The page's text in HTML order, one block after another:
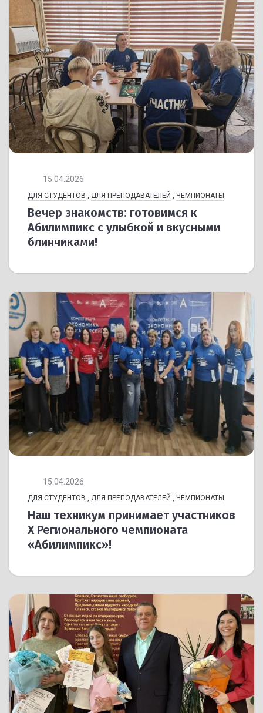
15.04.2026
ДЛЯ СТУДЕНТОВ , ДЛЯ ПРЕПОДАВАТЕЛЕЙ , ЧЕМПИОНАТЫ
Вечер знакомств: готовимся к
Абилимпикс с улыбкой и вкусными
блинчиками!
15.04.2026
ДЛЯ СТУДЕНТОВ , ДЛЯ ПРЕПОДАВАТЕЛЕЙ , ЧЕМПИОНАТЫ
Наш техникум принимает участников
X Регионального чемпионата
«Абилимпикс»!